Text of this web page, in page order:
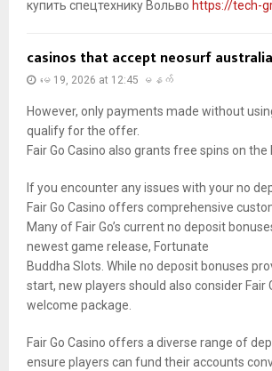
купить спецтехнику Вольво https://tech-
casinos that accept neosurf
မေ 19, 2026 at 12:45 မနက်
However, only payments made without
qualify for the offer.
Fair Go Casino also grants free spins on
If you encounter any issues with your no
Fair Go Casino offers comprehensive
Many of Fair Go’s current no deposit
newest game release, Fortunate
Buddha Slots. While no deposit bonuses
start, new players should also consider Fair
welcome package.
Fair Go Casino offers a diverse range of
ensure players can fund their accounts